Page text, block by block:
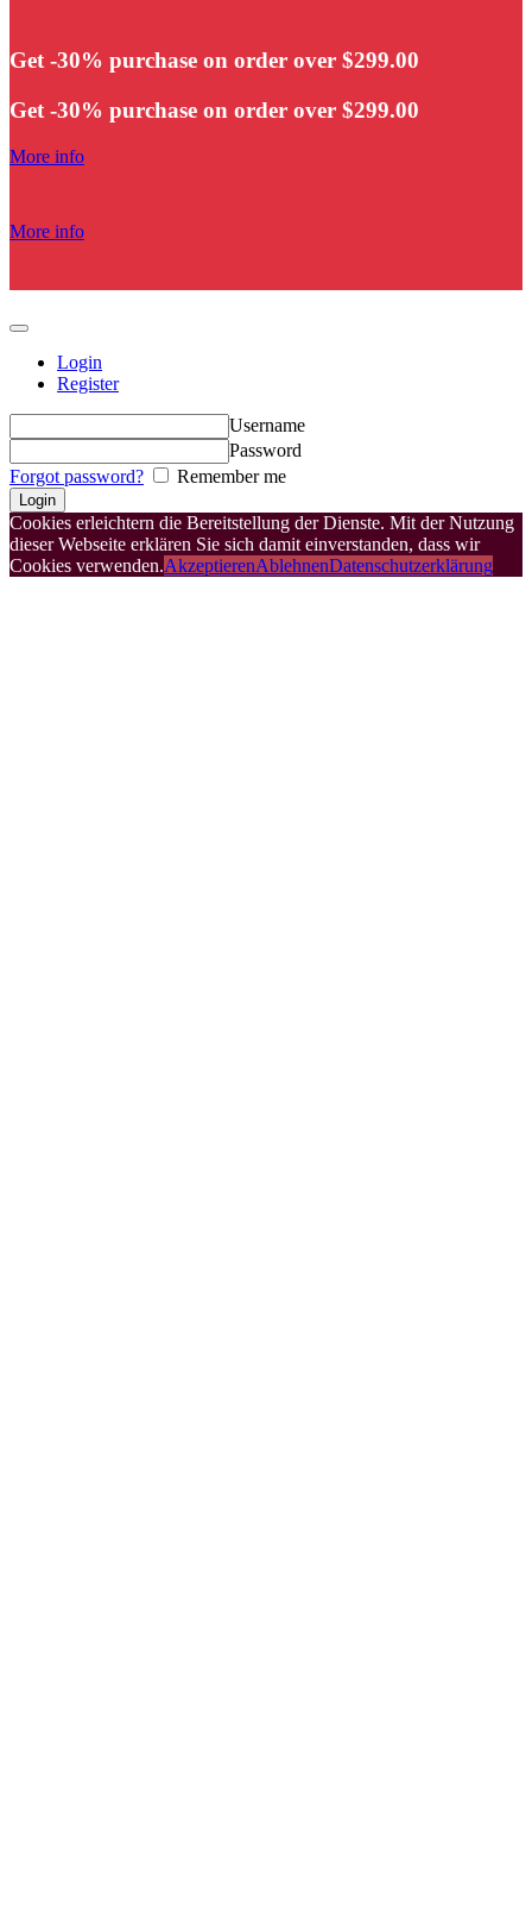
Get -30% purchase on order over $299.00
Get -30% purchase on order over $299.00
More info
More info
Login
Register
Username
Password
Forgot password?
Remember me
Cookies erleichtern die Bereitstellung der Dienste. Mit der Nutzung
dieser Webseite erklären Sie sich damit einverstanden, dass wir
Cookies verwenden.AkzeptierenAblehnenDatenschutzerklärung